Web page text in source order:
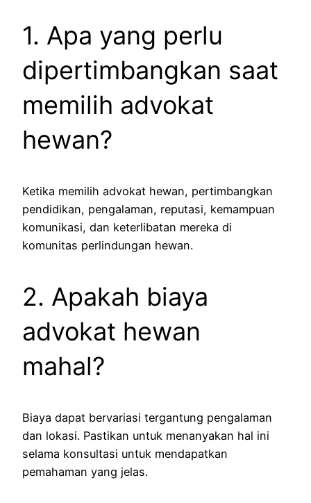
1. Apa yang perlu
dipertimbangkan saat
memilih advokat
hewan?
Ketika memilih advokat hewan, pertimbangkan
pendidikan, pengalaman, reputasi, kemampuan
komunikasi, dan keterlibatan mereka di
komunitas perlindungan hewan.
2. Apakah biaya
advokat hewan
mahal?
Biaya dapat bervariasi tergantung pengalaman
dan lokasi. Pastikan untuk menanyakan hal ini
selama konsultasi untuk mendapatkan
pemahaman yang jelas.